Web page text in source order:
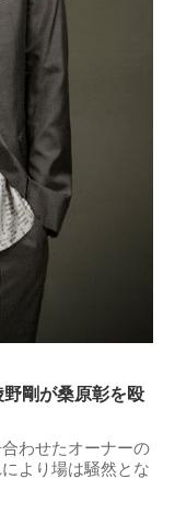
剛が桑原彰を殴
わせたオーナーの
より場は騒然とな